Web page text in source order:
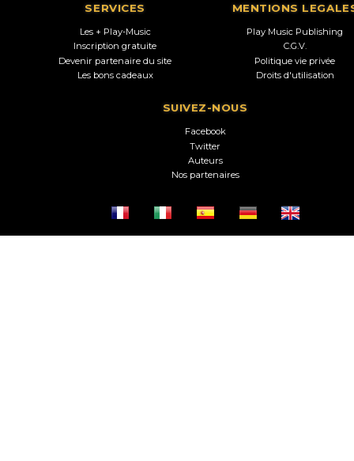
SERVICES
Les + Play-Music
Inscription gratuite
Devenir partenaire du site
Les bons cadeaux
MENTIONS
Play Music Publishing
C.G.V.
Politique vie privée
Droits d'utilisation
SUIVEZ-NOUS
Facebook
Twitter
Auteurs
Nos partenaires